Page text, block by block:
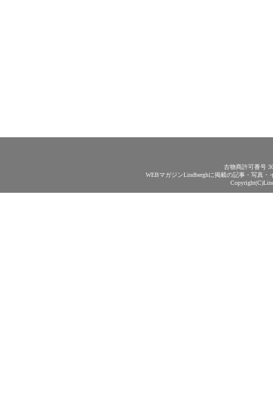
古物商許可番号
WEBマガジンLindberghに掲載の記事・写真